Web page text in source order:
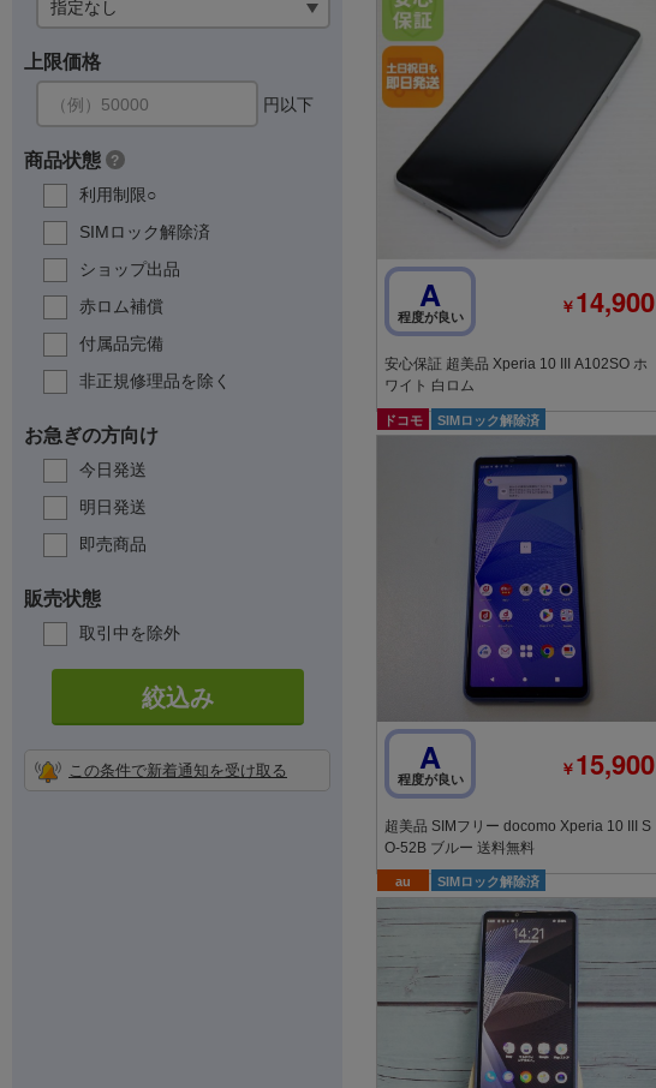
上限価格
円以下
商品状態 ?
利用制限○
SIMロック解除済
ショップ出品
赤ロム補償
付属品完備
非正規修理品を除く
お急ぎの方向け
今日発送
明日発送
即売商品
販売状態
取引中を除外
絞込み
この条件で新着通知を受け取る
A
程度が良い ￥14,900
安心保証 超美品 Xperia 10 III A102SO ホ
ワイト 白ロム
ドコモ SIMロック解除済
A
程度が良い ￥15,900
超美品 SIMフリー docomo Xperia 10 III S
O-52B ブルー 送料無料
au SIMロック解除済